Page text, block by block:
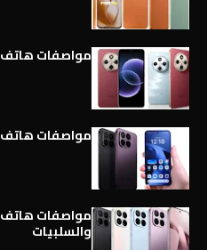
مواصفات هاتف Xiaomi Redmi 17C كاملة
مواصفات هاتف Xiaomi 17T Pro كاملة
والسلبيات